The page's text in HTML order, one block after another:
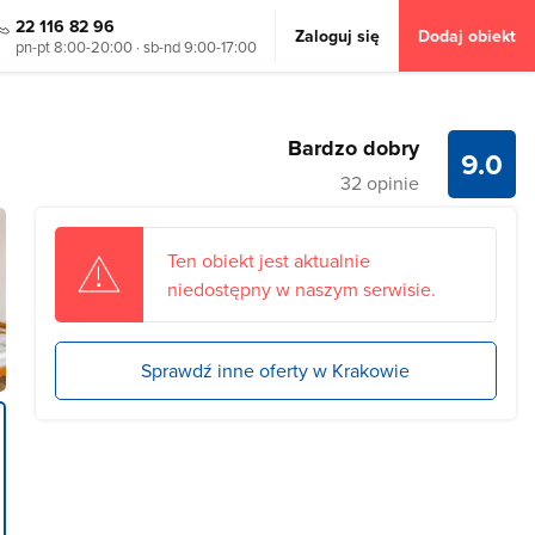
22 116 82 96
pn-pt 8:00-20:00 · sb-nd 9:00-17:00 Zaloguj się Dodaj obiekt
9.0
Bardzo dobry
32 opinie
Ten obiekt jest aktualnie
niedostępny w naszym serwisie.
Sprawdź inne oferty w Krakowie